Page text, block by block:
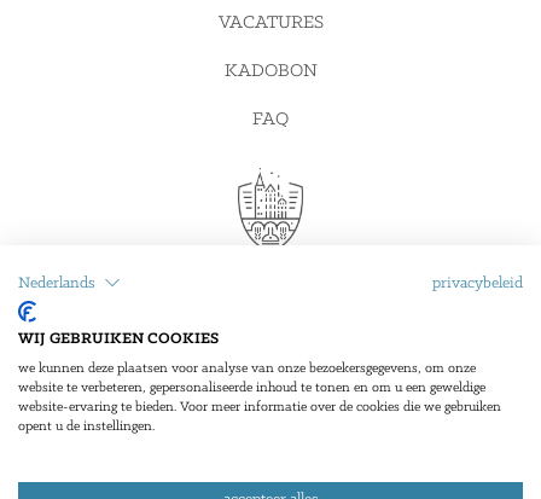
VACATURES
KADOBON
FAQ
Stadskasteel Oudaen ©2026, All rights reserved Branded
byOnline Exposure
Nederlands privacybeleid
WIJ GEBRUIKEN COOKIES
we kunnen deze plaatsen voor analyse van onze bezoekersgegevens, om onze
website te verbeteren, gepersonaliseerde inhoud te tonen en om u een geweldige
website-ervaring te bieden. Voor meer informatie over de cookies die we gebruiken
opent u de instellingen.